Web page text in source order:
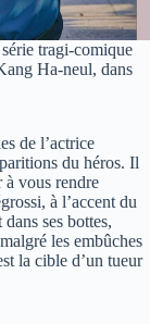
tragi-comique
Ha-neul, dans
de l’actrice
du héros. Il
à vous rendre
à l’accent du
ses bottes,
les embûches
la cible d’un tueur